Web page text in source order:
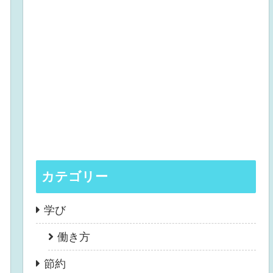
カテゴリー
学び
働き方
節約